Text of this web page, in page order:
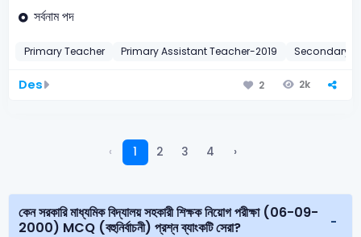
সর্বনাম পদ
Primary Teacher Primary Assistant Teacher-2019 Secondary
Des 2 2k
‹ 1 2 3 4 ›
কেন সরকারি মাধ্যমিক বিদ্যালয় সহকারী শিক্ষক নিয়োগ পরীক্ষা (06-09-
2000) MCQ (বহুনির্বাচনী) প্রশ্ন ব্যাংকটি সেরা?